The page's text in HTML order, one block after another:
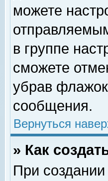
можете
в группе
сможете
убрав
сообщения.
Вернуться
» Как
При